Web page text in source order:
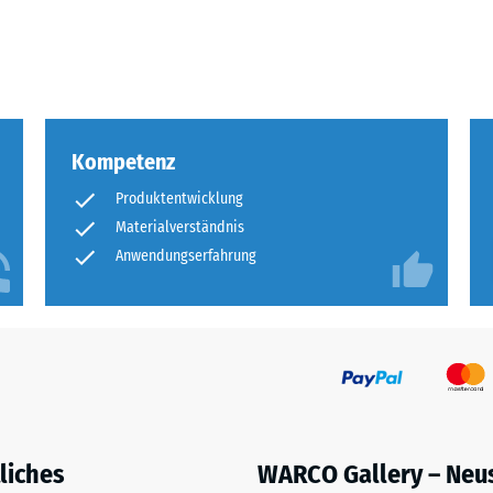
Kompetenz
Produktentwicklung
Materialverständnis
Anwendungserfahrung
WARCO Gallery –